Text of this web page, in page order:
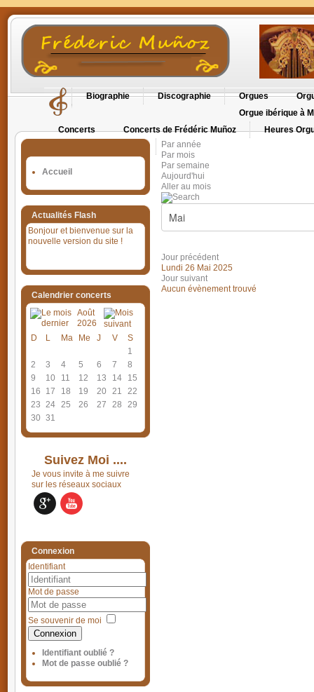
Biographie Discographie Orgues
Orgue ibérique à
Concerts
Concerts de Frédéric Muñoz
Heures
Accueil
Actualités Flash
Bonjour et bienvenue sur la
nouvelle version du site !
Calendrier concerts
Août
2026
D
L Ma Me J V
S
1
2
3 4 5 6 7
8
9
10 11 12 13 14
15
16
17 18 19 20 21
22
23 24 25 26 27 28
29
30 31
Suivez Moi ....
Je vous invite à me suivre
sur les réseaux sociaux
Connexion
Identifiant
Mot de passe
Se souvenir de moi
Connexion
Identifiant oublié ?
Mot de passe oublié ?
Par année
Par mois
Par semaine
Aujourd'hui
Aller au mois
Jour précédent
Lundi 26 Mai 2025
Jour suivant
Aucun évènement trouvé